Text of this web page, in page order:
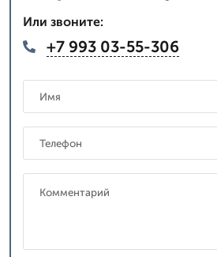
Или звоните:
+7 993 03-55-306